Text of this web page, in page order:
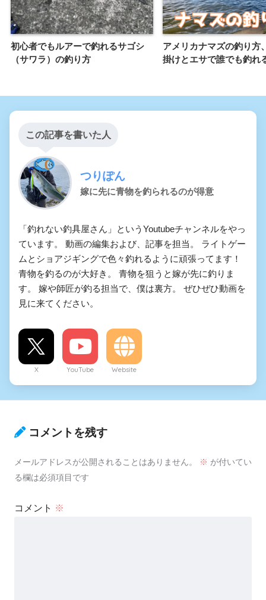
初心者でもルアーで釣れるサゴシ
（サワラ）の釣り方
アメリカナマズの釣り方
掛けとエサで誰でも釣れ
この記事を書いた人
つりぽん
嫁に先に青物を釣られるのが得意
「釣れない釣具屋さん」というYoutubeチャンネルをやっ
ています。 動画の編集および、記事を担当。 ライトゲー
ムとショアジギングで色々釣れるように頑張ってます！
青物を釣るのが大好き。 青物を狙うと嫁が先に釣りま
す。 嫁や師匠が釣る担当で、僕は裏方。 ぜひぜひ動画を
見に来てください。
X YouTube Website
コメントを残す
メールアドレスが公開されることはありません。 ※ が付いてい
る欄は必須項目です
コメント ※